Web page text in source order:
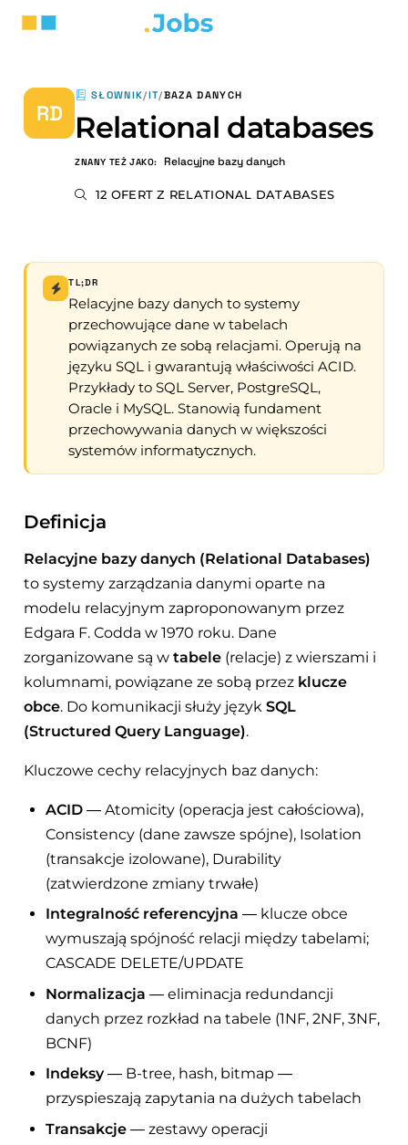
RD
SŁOWNIK/IT/BAZA DANYCH
Relational databases
ZNANY TEŻ JAKO: Relacyjne bazy danych
12 OFERT Z RELATIONAL DATABASES
TL;DR
Relacyjne bazy danych to systemy
przechowujące dane w tabelach
powiązanych ze sobą relacjami. Operują na
języku SQL i gwarantują właściwości ACID.
Przykłady to SQL Server, PostgreSQL,
Oracle i MySQL. Stanowią fundament
przechowywania danych w większości
systemów informatycznych.
Definicja
Relacyjne bazy danych (Relational Databases)
to systemy zarządzania danymi oparte na
modelu relacyjnym zaproponowanym przez
Edgara F. Codda w 1970 roku. Dane
zorganizowane są wtabele (relacje) z wierszami i
kolumnami, powiązane ze sobą przez klucze
obce. Do komunikacji służy językSQL
(Structured Query Language).
Kluczowe cechy relacyjnych baz danych:
ACID — Atomicity (operacja jest całościowa),
Consistency (dane zawsze spójne), Isolation
(transakcje izolowane), Durability
(zatwierdzone zmiany trwałe)
Integralność referencyjna — klucze obce
wymuszają spójność relacji między tabelami;
CASCADE DELETE/UPDATE
Normalizacja — eliminacja redundancji
danych przez rozkład na tabele (1NF, 2NF, 3NF,
BCNF)
Indeksy— B-tree, hash, bitmap —
przyspieszają zapytania na dużych tabelach
Transakcje — zestawy operacji